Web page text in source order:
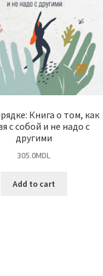
Книга о том, как
с собой и не надо с
другими
305.0MDL
Add to cart